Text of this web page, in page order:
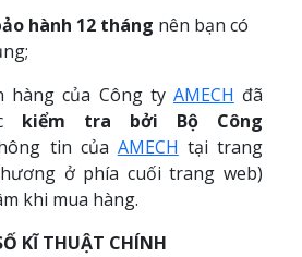
hành 12 tháng nên bạn có
của Công ty AMECH đã
kiểm tra bởi Bộ Công
tin của AMECH tại trang
ở phía cuối trang web)
khi mua hàng.
KĨ THUẬT CHÍNH